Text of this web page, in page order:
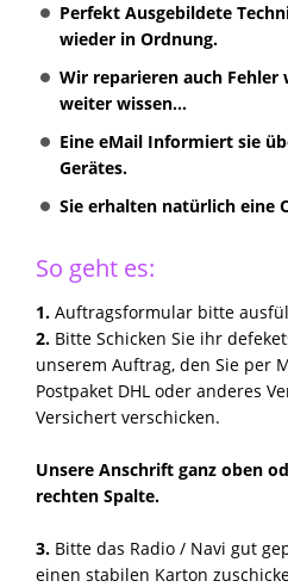
Perfekt Ausgebildete
wieder in Ordnung.
Wir reparieren auch
weiter wissen...
Eine eMail Informiert sie
Gerätes.
Sie erhalten natürlich eine
So geht es:
1. Auftragsformular bitte
2. Bitte Schicken Sie ihr
unserem Auftrag, den Sie per
Postpaket DHL oder anderes
Versichert verschicken.
Unsere Anschrift ganz oben
rechten Spalte.
3. Bitte das Radio / Navi gut
einen stabilen Karton